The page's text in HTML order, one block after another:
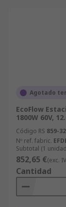
Agotado
EcoFlow
1800W 60V,
Código RS 859-
Nº ref. fabric.
Subtotal (1
852,65 €(exc.
Cantidad